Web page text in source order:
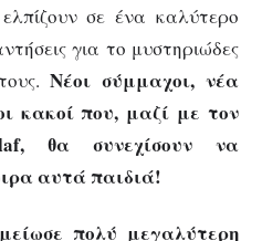
σε ένα καλύτερο
για το μυστηριώδες
Νέοι σύμμαχοι, νέα
κακοί που, μαζί με τον
θα συνεχίσουν να
αυτά παιδιά!
πολύ μεγαλύτερη